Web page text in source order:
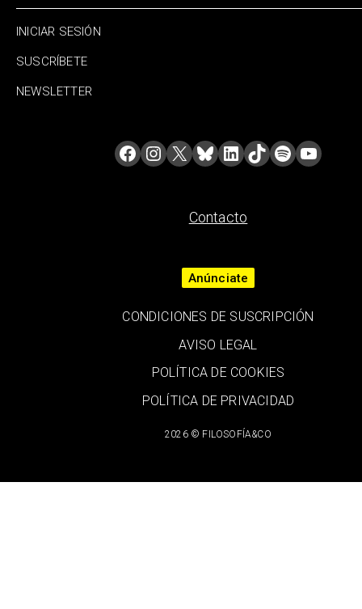
INICIAR SESIÓN
SUSCRÍBETE
NEWSLETTER
Contacto
2026 © FILOSOFÍA&CO
Anúnciate
CONDICIONES DE SUSCRIPCIÓN
AVISO LEGAL
POLÍTICA DE COOKIES
POLÍTICA DE PRIVACIDAD